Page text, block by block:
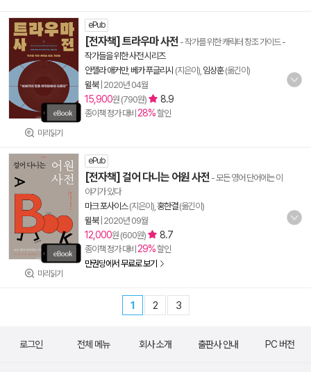
미리읽기
ePub
[전자책] 트라우마 사전 - 작가를 위한 캐릭터 창조 가이드-
작가들을 위한 사전 시리즈
안젤라 애커만, 베카 푸글리시 (지은이), 임상훈(옮긴이)
윌북| 2020년 04월
15,900원 (790원) 8.9
종이책 정가 대비 28%할인
미리읽기
ePub
[전자책] 걸어 다니는 어원 사전 - 모든 영어 단어에는 이
야기가 있다
마크 포사이스(지은이), 홍한결(옮긴이)
윌북| 2020년 09월
12,000원 (600원) 8.7
종이책 정가 대비 29%할인
만권당에서 무료로 보기
1 2 3
로그인 전체 메뉴 회사 소개 출판사 안내 PC 버전